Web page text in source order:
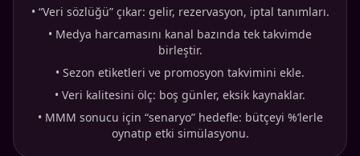
• “Veri sözlüğü” çıkar: gelir, rezervasyon, iptal tanımları.
• Medya harcamasını kanal bazında tek takvimde
birleştir.
• Sezon etiketleri ve promosyon takvimini ekle.
• Veri kalitesini ölç: boş günler, eksik kaynaklar.
• MMM sonucu için “senaryo” hedefle: bütçeyi %’lerle
oynatıp etki simülasyonu.